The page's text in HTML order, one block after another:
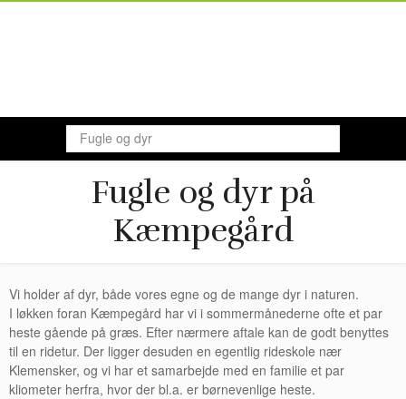
Fugle og dyr
Fugle og dyr på
Kæmpegård
Vi holder af dyr, både vores egne og de mange dyr i naturen.
I løkken foran Kæmpegård har vi i sommermånederne ofte et par
heste gående på græs. Efter nærmere aftale kan de godt benyttes
til en ridetur. Der ligger desuden en egentlig rideskole nær
Klemensker, og vi har et samarbejde med en familie et par
kliometer herfra, hvor der bl.a. er børnevenlige heste.